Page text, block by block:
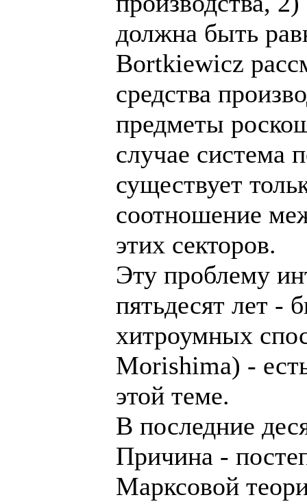
должна быть
Bortkiewicz
средства
предметы
случае система
существует
соотношение
этих секторов.
Эту проблему
пятьдесят лет -
хитроумных
Morishima) -
этой теме.
В последние
Причина -
Марксовой